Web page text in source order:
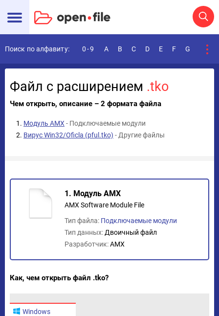
Поиск по алфавиту: 0-9 A B C D E F G
Файл с расширением .tko
Чем открыть, описание – 2 формата файла
Модуль AMX - Подключаемые модули
Вирус Win32/Oficla (pful.tko) - Другие файлы
1. Модуль AMX
AMX Software Module File
Тип файла: Подключаемые модули
Тип данных: Двоичный файл
Разработчик:AMX
Как, чем открыть файл .tko?
Windows